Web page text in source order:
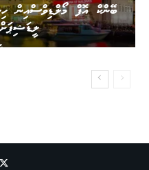
ބޭންކް އޮފް މޯލްޑިވްސްއިން